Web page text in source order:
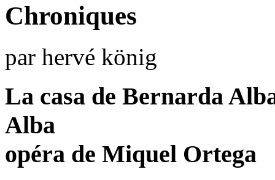
Chroniques
par hervé könig
La casa de Bernarda
Alba
opéra de Miquel Ortega